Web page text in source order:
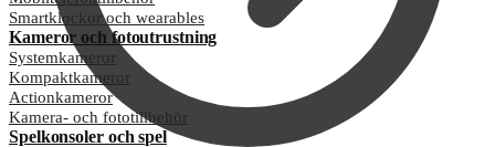
Smartklockor och wearables
Kameror och fotoutrustning
Systemkameror
Kompaktkameror
Actionkameror
Kamera- och fototillbehör
Spelkonsoler och spel